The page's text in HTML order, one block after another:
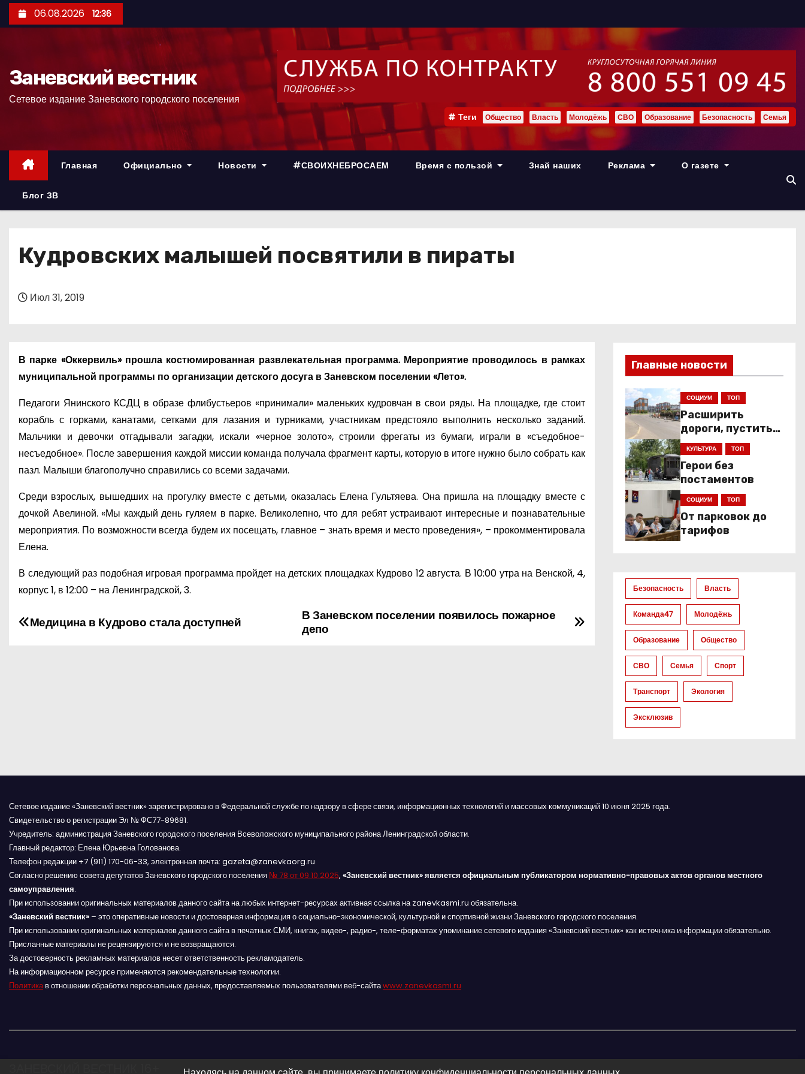
е
р
06.08.2026 12:36
Заневский вестник
Сетевое издание Заневского городского поселения
Теги Общество Власть Молодёжь СВО Образование Безопасность Семья
Главная Официально Новости #СВОИХНЕБРОСАЕМ Время с пользой Знай наших Реклама О газете
Блог ЗВ
Кудровских малышей посвятили в пираты
Июл 31, 2019
В парке «Оккервиль» прошла костюмированная развлекательная программа. Мероприятие проводилось в рамках
муниципальной программы по организации детского досуга в Заневском поселении «Лето».
Педагоги Янинского КСДЦ в образе флибустьеров «принимали» маленьких кудровчан в свои ряды. На площадке, где стоит
корабль с горками, канатами, сетками для лазания и турниками, участникам предстояло выполнить несколько заданий.
Мальчики и девочки отгадывали загадки, искали «черное золото», строили фрегаты из бумаги, играли в «съедобное-
несъедобное». После завершения каждой миссии команда получала фрагмент карты, которую в итоге нужно было собрать как
пазл. Малыши благополучно справились со всеми задачами.
Среди взрослых, вышедших на прогулку вместе с детьми, оказалась Елена Гультяева. Она пришла на площадку вместе с
дочкой Авелиной. «Мы каждый день гуляем в парке. Великолепно, что для ребят устраивают интересные и познавательные
мероприятия. По возможности всегда будем их посещать, главное – знать время и место проведения», – прокомментировала
Елена.
В следующий раз подобная игровая программа пройдет на детских площадках Кудрово 12 августа. В 10:00 утра на Венской, 4,
корпус 1, в 12:00 – на Ленинградской, 3.
Н
ц
я
п
о
з
а
п
и
В Заневском поселении появилось пожарное
депо
Медицина в Кудрово стала доступней
Главные новости
СОЦИУМ ТОП
Расширить
дороги, пустить
низкопольники
КУЛЬТУРА ТОП
Герои без
постаментов
СОЦИУМ ТОП
От парковок до
тарифов
Безопасность Власть
Команда47 Молодёжь
Образование Общество
СВО Семья Спорт
Транспорт Экология
Эксклюзив
Сетевое издание «Заневский вестник» зарегистрировано в Федеральной службе по надзору в сфере связи, информационных технологий и массовых коммуникаций 10 июня 2025 года.
Свидетельство о регистрации Эл № ФС77-89681.
Учредитель: администрация Заневского городского поселения Всеволожского муниципального района Ленинградской области.
Главный редактор: Елена Юрьевна Голованова.
Телефон редакции +7 (911) 170-06-33, электронная почта: gazeta@zanevkaorg.ru
Согласно решению совета депутатов Заневского городского поселения № 78 от 09.10.2025, «Заневский вестник» является официальным публикатором нормативно-правовых актов органов местного
самоуправления.
При использовании оригинальных материалов данного сайта на любых интернет-ресурсах активная ссылка на zanevkasmi.ru обязательна.
«Заневский вестник» – это оперативные новости и достоверная информация о социально-экономической, культурной и спортивной жизни Заневского городского поселения.
При использовании оригинальных материалов данного сайта в печатных СМИ, книгах, видео-, радио-, теле-форматах упоминание сетевого издания «Заневский вестник» как источника информации обязательно.
Присланные материалы не рецензируются и не возвращаются.
За достоверность рекламных материалов несет ответственность рекламодатель.
На информационном ресурсе применяются рекомендательные технологии.
Политикав отношении обработки персональных данных, предоставляемых пользователями веб-сайтаwww.zanevkasmi.ru